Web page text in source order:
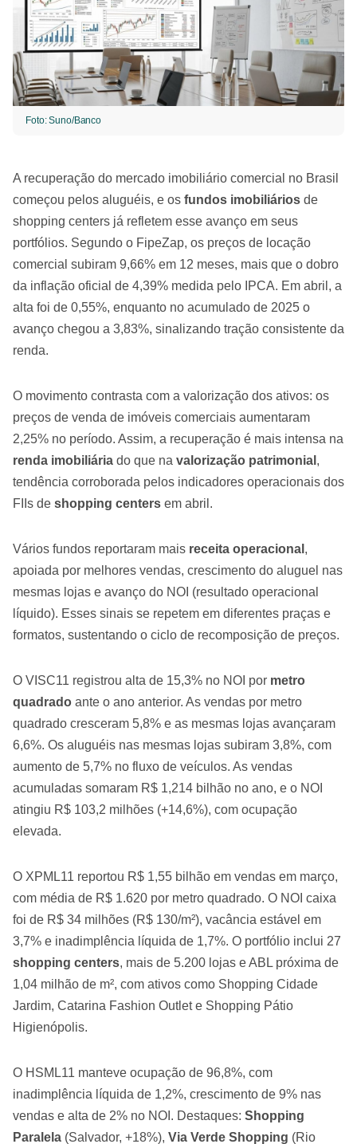
Foto: Suno/Banco
A recuperação do mercado imobiliário comercial no Brasil
começou pelos aluguéis, e os fundos imobiliários de
shopping centers já refletem esse avanço em seus
portfólios. Segundo o FipeZap, os preços de locação
comercial subiram 9,66% em 12 meses, mais que o dobro
da inflação oficial de 4,39% medida pelo IPCA. Em abril, a
alta foi de 0,55%, enquanto no acumulado de 2025 o
avanço chegou a 3,83%, sinalizando tração consistente da
renda.
O movimento contrasta com a valorização dos ativos: os
preços de venda de imóveis comerciais aumentaram
2,25% no período. Assim, a recuperação é mais intensa na
renda imobiliária do que na valorização patrimonial ,
tendência corroborada pelos indicadores operacionais dos
FIIs de shopping centers em abril.
Vários fundos reportaram mais receita operacional ,
apoiada por melhores vendas, crescimento do aluguel nas
mesmas lojas e avanço do NOI (resultado operacional
líquido). Esses sinais se repetem em diferentes praças e
formatos, sustentando o ciclo de recomposição de preços.
O VISC11 registrou alta de 15,3% no NOI por metro
quadrado ante o ano anterior. As vendas por metro
quadrado cresceram 5,8% e as mesmas lojas avançaram
6,6%. Os aluguéis nas mesmas lojas subiram 3,8%, com
aumento de 5,7% no fluxo de veículos. As vendas
acumuladas somaram R$ 1,214 bilhão no ano, e o NOI
atingiu R$ 103,2 milhões (+14,6%), com ocupação
elevada.
O XPML11 reportou R$ 1,55 bilhão em vendas em março,
com média de R$ 1.620 por metro quadrado. O NOI caixa
foi de R$ 34 milhões (R$ 130/m²), vacância estável em
3,7% e inadimplência líquida de 1,7%. O portfólio inclui 27
shopping centers, mais de 5.200 lojas e ABL próxima de
1,04 milhão de m², com ativos como Shopping Cidade
Jardim, Catarina Fashion Outlet e Shopping Pátio
Higienópolis.
O HSML11 manteve ocupação de 96,8%, com
inadimplência líquida de 1,2%, crescimento de 9% nas
vendas e alta de 2% no NOI. Destaques: Shopping
Paralela (Salvador, +18%), Via Verde Shopping (Rio